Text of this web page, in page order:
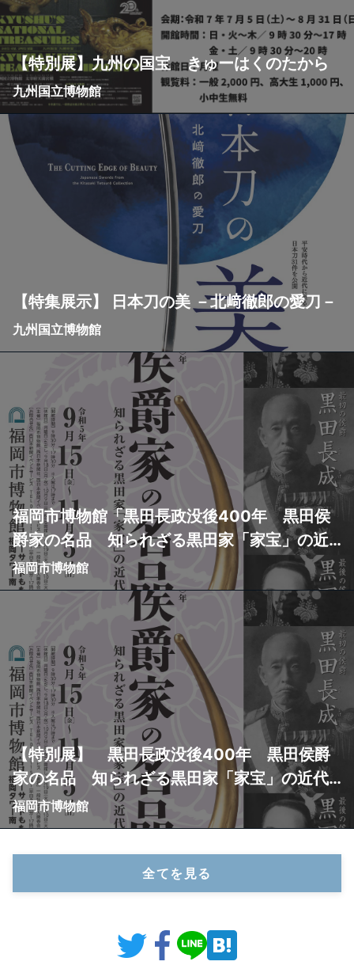
【特別展】九州の国宝 きゅーはくのたから
九州国立博物館
【特集展示】 日本刀の美 －北﨑徹郎の愛刀－
九州国立博物館
福岡市博物館「黒田長政没後400年 黒田侯
爵家の名品 知られざる黒田家「家宝」の近
代史」をもっと楽しめる！【おすすめ本５
選】
福岡市博物館
【特別展】 黒田長政没後400年 黒田侯爵
家の名品 知られざる黒田家「家宝」の近代
史
福岡市博物館
全てを見る